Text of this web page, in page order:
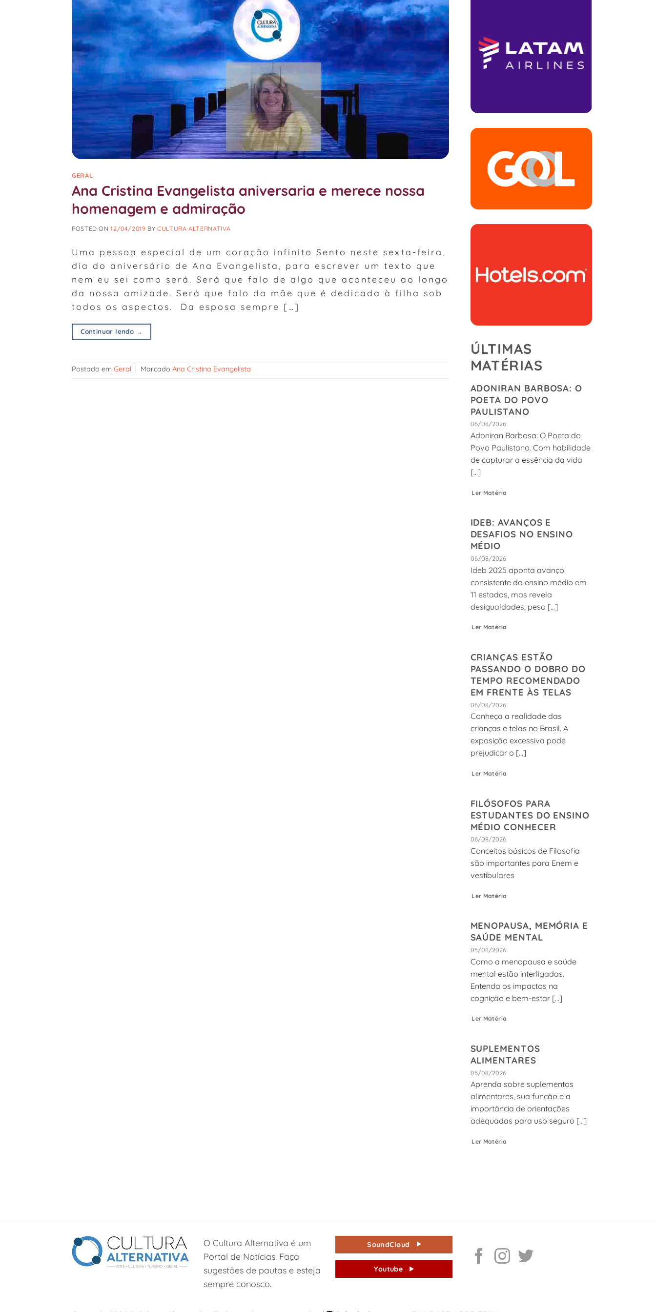
GERAL
Ana Cristina Evangelista aniversaria e merece nossa
homenagem e admiração
POSTED ON12/04/2019 BYCULTURA ALTERNATIVA
Uma pessoa especial de um coração infinito Sento neste sexta-feira,
dia do aniversário de Ana Evangelista, para escrever um texto que
nem eu sei como será. Será que falo de algo que aconteceu ao longo
da nossa amizade. Será que falo da mãe que é dedicada à filha sob
todos os aspectos. Da esposa sempre […]
Continuar lendo →
Postado em Geral | Marcado Ana Cristina Evangelista
ÚLTIMAS
MATÉRIAS
ADONIRAN BARBOSA: O
POETA DO POVO
PAULISTANO
06/08/2026
Adoniran Barbosa: O Poeta do
Povo Paulistano. Com habilidade
de capturar a essência da vida
[...]
Ler Matéria
IDEB: AVANÇOS E
DESAFIOS NO ENSINO
MÉDIO
06/08/2026
Ideb 2025 aponta avanço
consistente do ensino médio em
11 estados, mas revela
desigualdades, peso [...]
Ler Matéria
CRIANÇAS ESTÃO
PASSANDO O DOBRO DO
TEMPO RECOMENDADO
EM FRENTE ÀS TELAS
06/08/2026
Conheça a realidade das
crianças e telas no Brasil. A
exposição excessiva pode
prejudicar o [...]
Ler Matéria
FILÓSOFOS PARA
ESTUDANTES DO ENSINO
MÉDIO CONHECER
06/08/2026
Conceitos básicos de Filosofia
são importantes para Enem e
vestibulares
Ler Matéria
MENOPAUSA, MEMÓRIA E
SAÚDE MENTAL
05/08/2026
Como a menopausa e saúde
mental estão interligadas.
Entenda os impactos na
cognição e bem-estar [...]
Ler Matéria
SUPLEMENTOS
ALIMENTARES
05/08/2026
Aprenda sobre suplementos
alimentares, sua função e a
importância de orientações
adequadas para uso seguro [...]
Ler Matéria
O Cultura Alternativa é um
Portal de Notícias. Faça
sugestões de pautas e esteja
sempre conosco.
SoundCloud
Youtube